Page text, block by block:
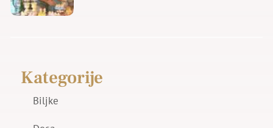
Kategorije
Biljke